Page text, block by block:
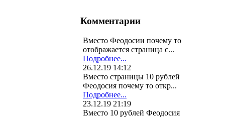
Комментарии
Вместо Феодосии почему то
отображается страница с...
Подробнее...
26.12.19 14:12
Вместо страницы 10 рублей
Феодосия почему то откр...
Подробнее...
23.12.19 21:19
Вместо 10 рублей Феодосия